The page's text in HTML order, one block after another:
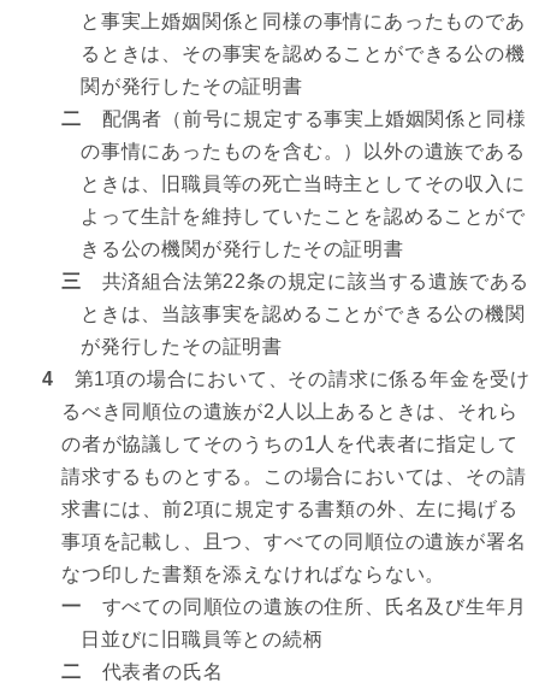
と事実上婚姻関係と同様の事情にあったものであ
るときは、その事実を認めることができる公の機
関が発行したその証明書
二 配偶者（前号に規定する事実上婚姻関係と同様
の事情にあったものを含む。）以外の遺族である
ときは、旧職員等の死亡当時主としてその収入に
よって生計を維持していたことを認めることがで
きる公の機関が発行したその証明書
三
共済組合法第22条の規定に該当する遺族である
ときは、当該事実を認めることができる公の機関
が発行したその証明書
4 第1項の場合において、その請求に係る年金を受け
るべき同順位の遺族が2人以上あるときは、それら
の者が協議してそのうちの1人を代表者に指定して
請求するものとする。この場合においては、その請
求書には、前2項に規定する書類の外、左に掲げる
事項を記載し、且つ、すべての同順位の遺族が署名
なつ印した書類を添えなければならない。
一 すべての同順位の遺族の住所、氏名及び生年月
日並びに旧職員等との続柄
二 代表者の氏名